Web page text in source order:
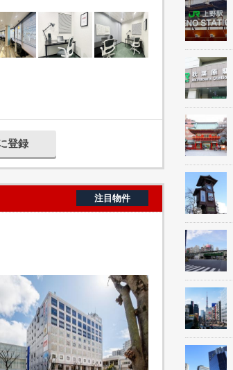
登録
注目物件